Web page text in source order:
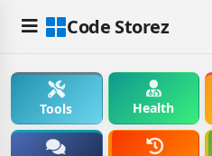
Code Storez
Tools Health